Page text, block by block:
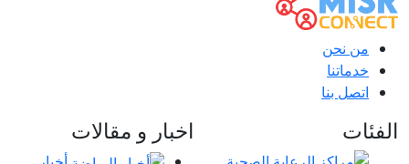
من نحن
خدماتنا
اتصل بنا
الفئات اخبار و مقالات